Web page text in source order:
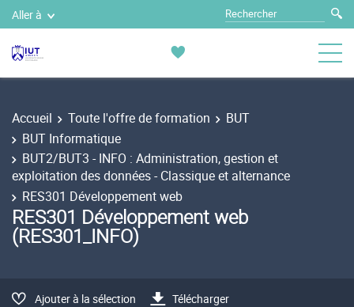
Aller à
Accueil Toute l'offre de formation
BUT
BUT Informatique
BUT2/BUT3 - INFO : Administration, gestion et
exploitation des données - Classique et alternance
RES301 Développement web
RES301 Développement web
(RES301_INFO)
Ajouter à la sélection Télécharger